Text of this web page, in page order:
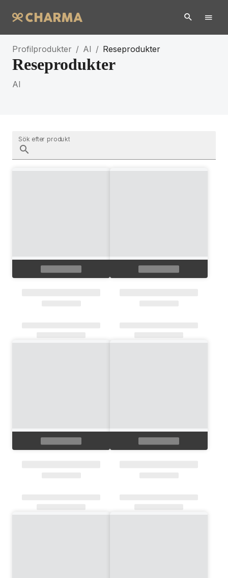
Profilprodukter / AI / Reseprodukter
Reseprodukter
AI
Sök efter produkt